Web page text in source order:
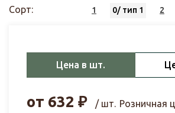
Сорт: 1 0/ тип 1 2
Цена в шт.
от 632 ₽ / шт. Розничная